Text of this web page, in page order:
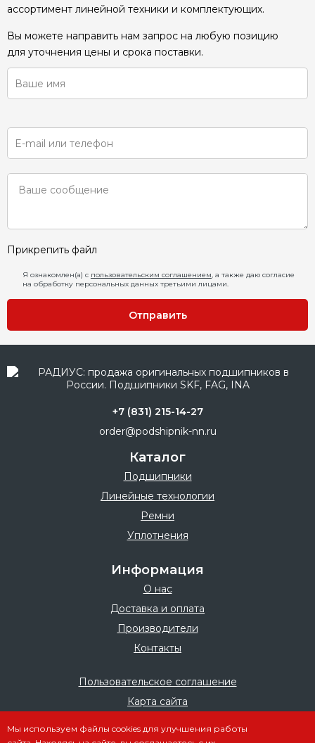
ассортимент линейной техники и комплектующих.
Вы можете направить нам запрос на любую позицию
для уточнения цены и срока поставки.
Прикрепить файл
Я ознакомлен(а) с пользовательским соглашением, а также даю согласие
на обработку персональных данных третьими лицами.
Отправить
+7 (831) 215-14-27
order@podshipnik-nn.ru
Каталог
Подшипники
Линейные технологии
Ремни
Уплотнения
Информация
О нас
Доставка и оплата
Производители
Контакты
Пользовательское соглашение
Карта сайта
Мы используем файлы cookies для улучшения работы